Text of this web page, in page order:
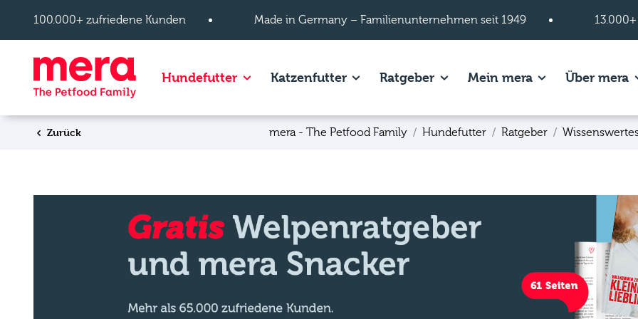
100.000+ zufriedene Kunden
Made in Germany – Familienunternehmen seit 1949
HundefutterShow subpages of Hundefutter page.
KatzenfutterShow subpages of Katzenfutter page.
RatgeberShow subpages of Ratgeber page.
Mein meraShow subpages
Über mera
Zurück mera - The Petfood Family Hundefutter Ratgeber